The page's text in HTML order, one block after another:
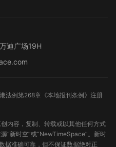
迪广场19H
法例第268章《本地报刊条例》注册
内容，复制、转载或以其他任何方式
“新时空”或“NewTimeSpace”。新时
据准确可靠，但不保证数据绝对正